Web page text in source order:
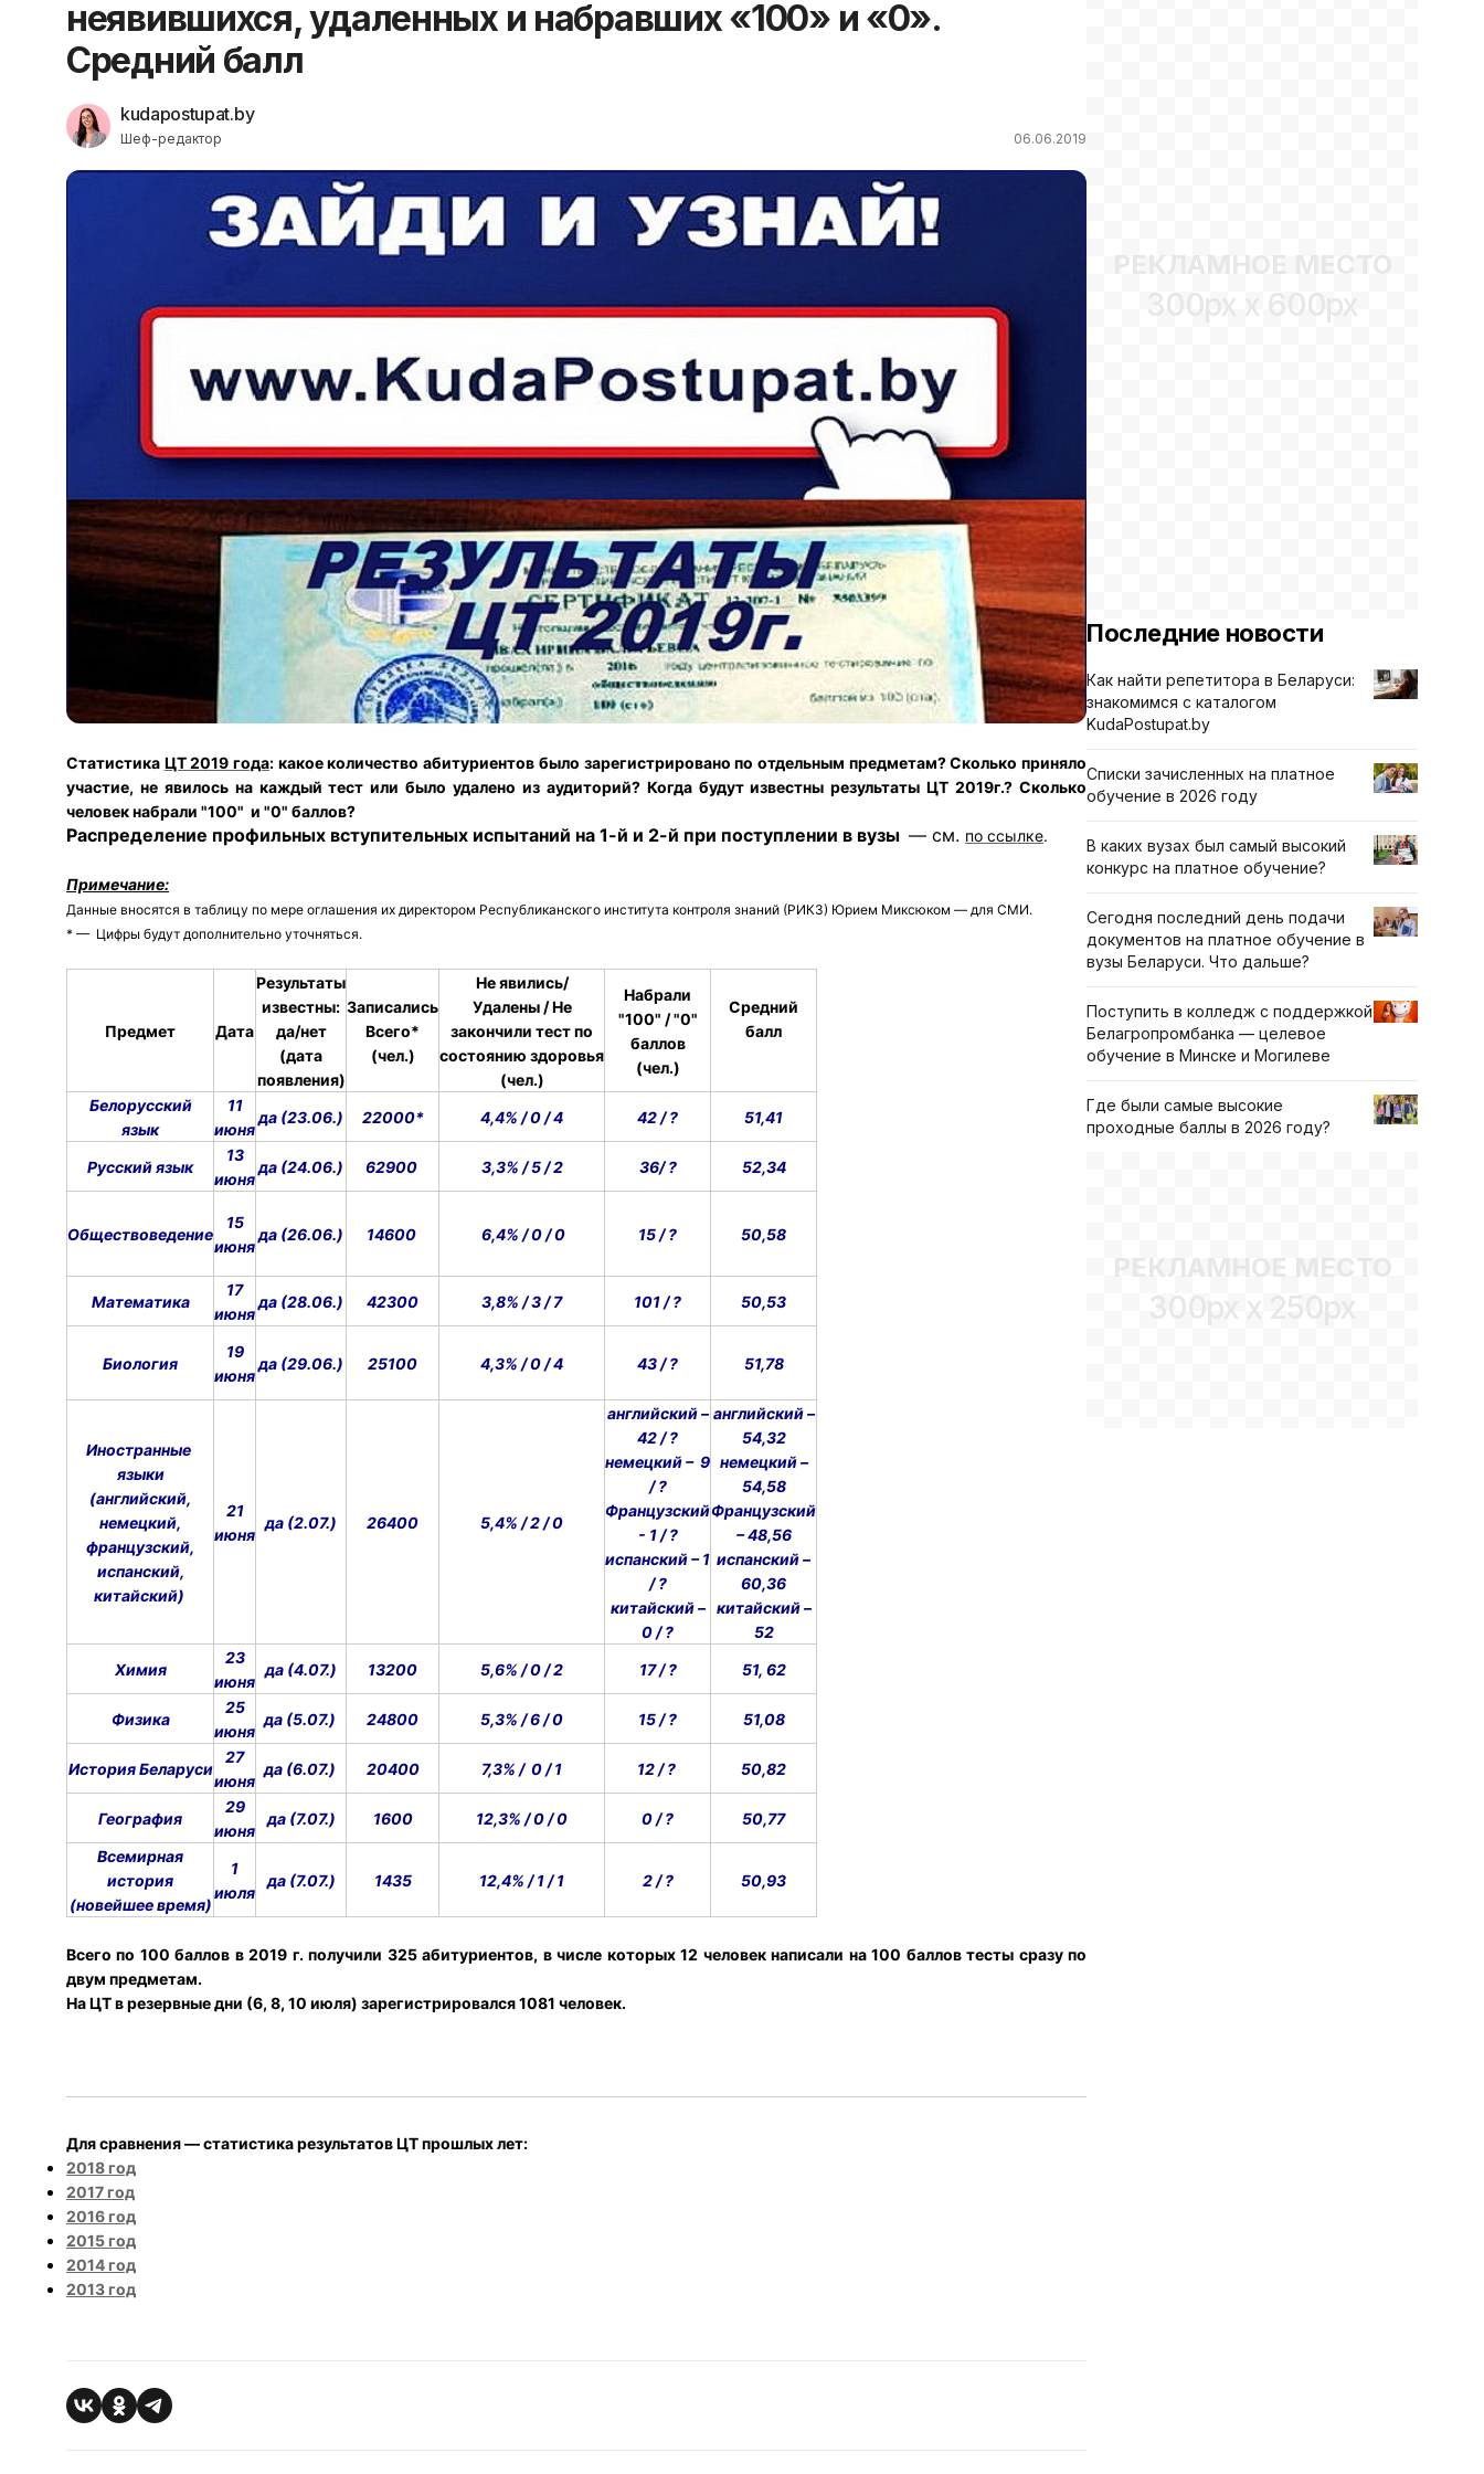
неявившихся, удаленных и набравших «100» и «0».
Средний балл
kudapostupat.by
Шеф-редактор 06.06.2019
Статистика ЦТ 2019 года: какое количество абитуриентов было зарегистрировано по отдельным предметам? Сколько приняло
участие, не явилось на каждый тест или было удалено из аудиторий? Когда будут известны результаты ЦТ 2019г.? Сколько
человек набрали "100" и "0" баллов?
Распределение профильных вступительных испытаний на 1-й и 2-й при поступлении в вузы — см. по ссылке.
Примечание:
Данные вносятся в таблицу по мере оглашения их директором Республиканского института контроля знаний (РИКЗ) Юрием Миксюком — для СМИ.
* — Цифры будут дополнительно уточняться.
Предмет Дата
Результаты
известны:
да/нет
(дата
появления)
Записались
Всего*
(чел.)
Не явились/
Удалены / Не
закончили тест по
состоянию здоровья
(чел.)
Набрали
"100" / "0"
баллов
(чел.)
Средний
балл
Белорусский
язык
11
июня
да (23.06.) 22000* 4,4% / 0 / 4 42 / ? 51,41
Русский язык
13
июня
да (24.06.) 62900 3,3% / 5 / 2 36/ ? 52,34
Обществоведение
15
июня
да (26.06.) 14600 6,4% / 0 / 0 15 / ? 50,58
Математика
17
июня
да (28.06.) 42300 3,8% / 3 / 7 101 / ? 50,53
Биология
19
июня
да (29.06.) 25100 4,3% / 0 / 4 43 / ? 51,78
Иностранные
языки
(английский,
немецкий,
французский,
испанский,
китайский)
21
июня
да (2.07.) 26400 5,4% / 2 / 0
английский –
42 / ?
немецкий – 9
/ ?
Французский
- 1 / ?
испанский – 1
/ ?
китайский –
0 / ?
английский –
54,32
немецкий –
54,58
Французский
– 48,56
испанский –
60,36
китайский –
52
Химия
23
июня
да (4.07.) 13200 5,6% / 0 / 2 17 / ? 51, 62
Физика
25
июня
да (5.07.) 24800 5,3% / 6 / 0 15 / ? 51,08
История Беларуси
27
июня
да (6.07.) 20400 7,3% / 0 / 1 12 / ? 50,82
География
29
июня
да (7.07.) 1600 12,3% / 0 / 0 0 / ?
50,77
Всемирная
история
(новейшее время)
1
июля
да (7.07.) 1435 12,4% / 1 / 1 2 / ? 50,93
Всего по 100 баллов в 2019 г. получили 325 абитуриентов, в числе которых12 человекнаписали на 100 балловтесты сразу по
двум предметам.
На ЦТ в резервные дни (6, 8, 10 июля) зарегистрировался 1081 человек.
Для сравнения — статистика результатов ЦТ прошлых лет:
2018 год
2017 год
2016 год
2015 год
2014 год
2013 год
РЕКЛАМНОЕ МЕСТО
300px x 600px
Последние новости
Как найти репетитора в Беларуси:
знакомимся с каталогом
KudaPostupat.by
Списки зачисленных на платное
обучение в 2026 году
В каких вузах был самый высокий
конкурс на платное обучение?
Сегодня последний день подачи
документов на платное обучение в
вузы Беларуси. Что дальше?
Поступить в колледж с поддержкой
Белагропромбанка — целевое
обучение в Минске и Могилеве
Где были самые высокие
проходные баллы в 2026 году?
РЕКЛАМНОЕ МЕСТО
300px x 250px